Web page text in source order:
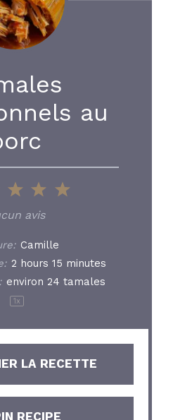
au
5
4
3
Stars
avis
Camille
2 hours 15 minutes
environ 24 tamales
1 x
LA RECETTE
RECIPE